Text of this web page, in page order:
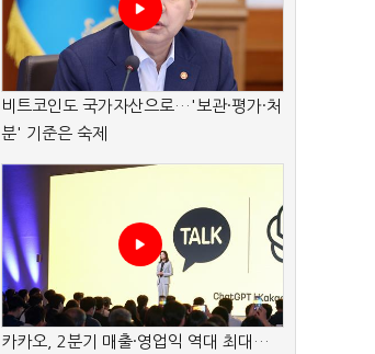
비트코인도 국가자산으로…'보관·평가·처
분' 기준은 숙제
카카오, 2분기 매출·영업익 역대 최대…